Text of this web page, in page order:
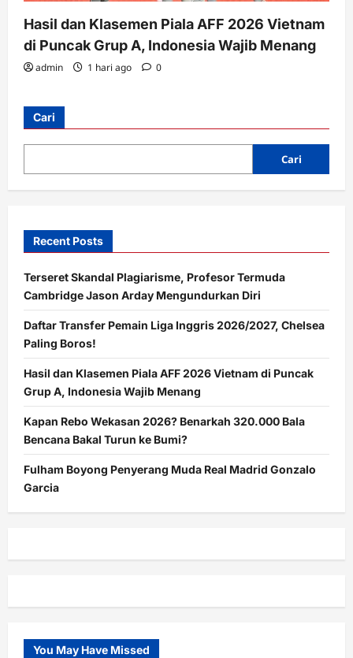
Hasil dan Klasemen Piala AFF 2026 Vietnam
di Puncak Grup A, Indonesia Wajib Menang
admin 1 hari ago 0
Cari
Cari
Recent Posts
Terseret Skandal Plagiarisme, Profesor Termuda
Cambridge Jason Arday Mengundurkan Diri
Daftar Transfer Pemain Liga Inggris 2026/2027, Chelsea
Paling Boros!
Hasil dan Klasemen Piala AFF 2026 Vietnam di Puncak
Grup A, Indonesia Wajib Menang
Kapan Rebo Wekasan 2026? Benarkah 320.000 Bala
Bencana Bakal Turun ke Bumi?
Fulham Boyong Penyerang Muda Real Madrid Gonzalo
Garcia
You May Have Missed